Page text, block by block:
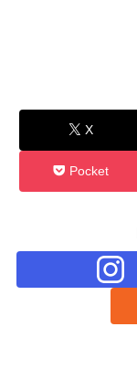
X
Pocket